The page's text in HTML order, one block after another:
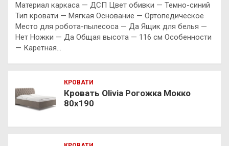
Материал каркаса — ДСП Цвет обивки — Темно-синий
Тип кровати — Мягкая Основание — Ортопедическое
Место для робота-пылесоса — Да Ящик для белья —
Нет Ножки — Да Общая высота — 116 см Особенности
— Каретная…
КРОВАТИ
Кровать Olivia Рогожка Мокко
80х190